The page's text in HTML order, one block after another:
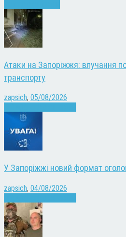
Атаки на Запоріжжя: влучання по
транспорту
zapsich, 05/08/2026
У Запоріжжі новий формат
zapsich, 04/08/2026